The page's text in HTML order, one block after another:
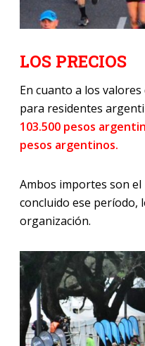
LOS PRECIOS
En cuanto a los
para residentes
103.500 pesos
pesos argentinos.
Ambos importes son el
concluido ese período,
organización.